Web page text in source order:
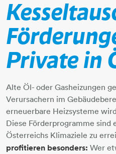
Private in
Alte Öl- oder Gasheizungen
Verursachern im
erneuerbare Heizsysteme
Diese Förderprogramme sind
Österreichs Klimaziele zu
profitieren besonders: Wer